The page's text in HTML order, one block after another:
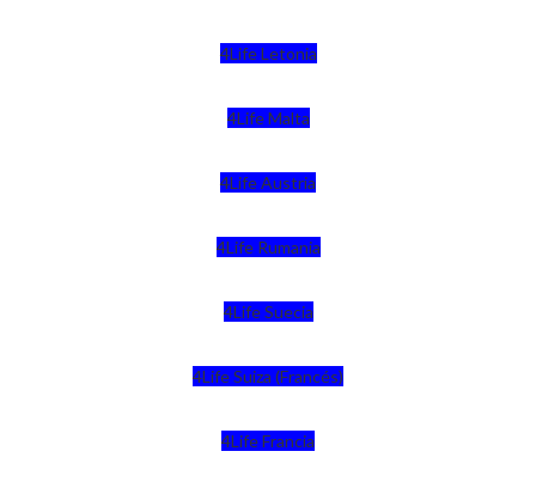
4Life Letonia
4Life Malta
4Life Austria
4Life Rumania
4Life Suecia
4Life Suiza (Francés)
4Life Francia